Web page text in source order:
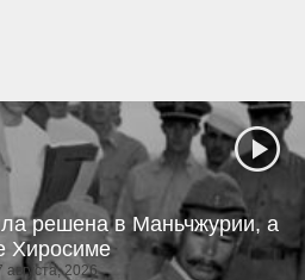
решена в Маньчжурии, а
Хиросиме
августа, 2026